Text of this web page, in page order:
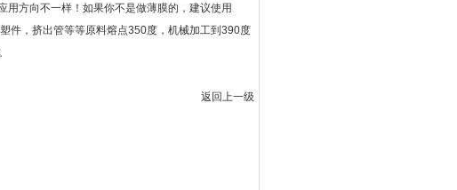
用方向不一样！如果你不是做薄膜的，建议使用
件，挤出管等等原料熔点350度，机械加工到390度
返回上一级